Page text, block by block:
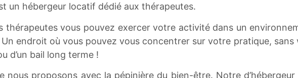
un hébergeur locatif dédié aux thérapeutes.
thérapeutes vous pouvez exercer votre activité dans un
endroit où vous pouvez vous concentrer sur votre pratique, sans
d’un bail long terme !
nous proposons avec la pépinière du bien-être. Notre